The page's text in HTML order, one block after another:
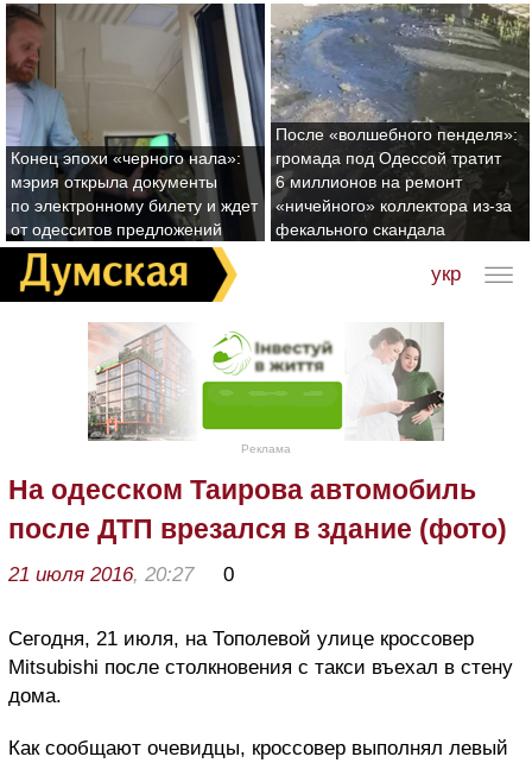
Конец эпохи «черного нала»:
мэрия открыла документы
по электронному билету и ждет
от одесситов предложений
После «волшебного пенделя»:
громада под Одессой тратит
6 миллионов на ремонт
«ничейного» коллектора из-за
фекального скандала
укр
Реклама
На одесском Таирова автомобиль
после ДТП врезался в здание (фото)
21 июля 2016, 20:27 0
Сегодня, 21 июля, на Тополевой улице кроссовер
Mitsubishi после столкновения с такси въехал в стену
дома.
Как сообщают очевидцы, кроссовер выполнял левый